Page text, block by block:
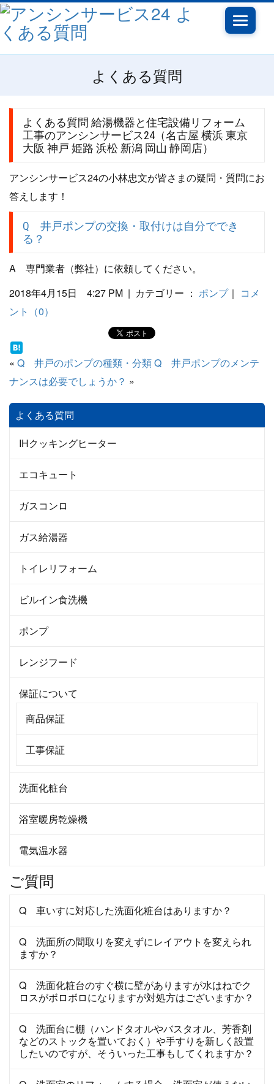
Toggle
よくある質問
よくある質問 給湯機器と住宅設備リフォーム
工事のアンシンサービス24（名古屋 横浜 東京
大阪 神戸 姫路 浜松 新潟 岡山 静岡店）
アンシンサービス24の小林忠文が皆さまの疑問・質問にお
答えします！
Q 井戸ポンプの交換・取付けは自分ででき
る？
A 専門業者（弊社）に依頼してください。
2018年4月15日 4:27 PM | カテゴリー ： ポンプ｜ コメ
ント（0）
« Q 井戸のポンプの種類・分類Q 井戸ポンプのメンテ
ナンスは必要でしょうか？ »
よくある質問
IHクッキングヒーター
エコキュート
ガスコンロ
ガス給湯器
トイレリフォーム
ビルイン食洗機
ポンプ
レンジフード
保証について
商品保証
工事保証
洗面化粧台
浴室暖房乾燥機
電気温水器
ご質問
Q 車いすに対応した洗面化粧台はありますか？
Q 洗面所の間取りを変えずにレイアウトを変えられ
ますか？
Q 洗面化粧台のすぐ横に壁がありますが水はねでク
ロスがボロボロになりますが対処方はございますか？
Q 洗面台に棚（ハンドタオルやバスタオル、芳香剤
などのストックを置いておく）や手すりを新しく設置
したいのですが、そういった工事もしてくれますか？